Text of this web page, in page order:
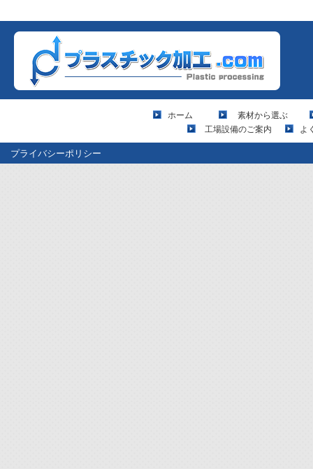
ホーム
素材から選ぶ
工場設備のご案内
よ
プライバシーポリシー